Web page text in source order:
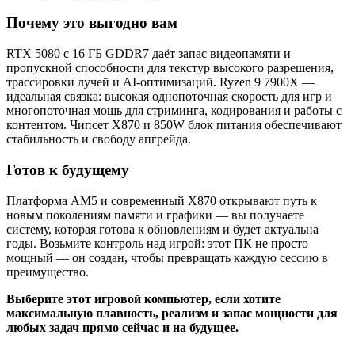
Почему это выгодно вам
RTX 5080 с 16 ГБ GDDR7 даёт запас видеопамяти и
пропускной способности для текстур высокого разрешения,
трассировки лучей и AI‑оптимизаций. Ryzen 9 7900X —
идеальная связка: высокая однопоточная скорость для игр и
многопоточная мощь для стриминга, кодирования и работы с
контентом. Чипсет X870 и 850W блок питания обеспечивают
стабильность и свободу апгрейда.
Готов к будущему
Платформа AM5 и современный X870 открывают путь к
новым поколениям памяти и графики — вы получаете
систему, которая готова к обновлениям и будет актуальна
годы. Возьмите контроль над игрой: этот ПК не просто
мощный — он создан, чтобы превращать каждую сессию в
преимущество.
Выберите этот игровой компьютер, если хотите
максимальную плавность, реализм и запас мощности для
любых задач прямо сейчас и на будущее.